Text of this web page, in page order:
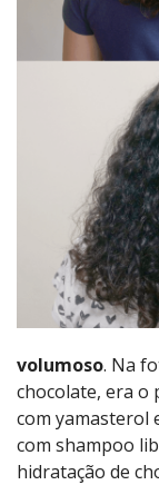
volumoso. Na
chocolate, era o
com yamasterol
com shampoo
hidratação de